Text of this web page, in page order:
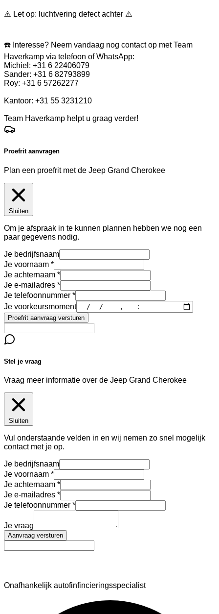
⚠️ Let op: luchtvering defect achter ⚠️
☎️ Interesse? Neem vandaag nog contact op met Team
Haverkamp via telefoon of WhatsApp:
Michiel: +31 6 22406079
Sander: +31 6 82793899
Roy: +31 6 57262277
Kantoor: +31 55 3231210
Team Haverkamp helpt u graag verder!
Proefrit aanvragen
Plan een proefrit met de Jeep Grand Cherokee
Sluiten
Om je afspraak in te kunnen plannen hebben we nog een
paar gegevens nodig.
Je bedrijfsnaam
Je voornaam
Je achternaam
Je e-mailadres
Je telefoonnummer
Je voorkeursmoment
Proefrit aanvraag versturen
Stel je vraag
Vraag meer informatie over de Jeep Grand Cherokee
Sluiten
Vul onderstaande velden in en wij nemen zo snel mogelijk
contact met je op.
Je bedrijfsnaam
Je voornaam
Je achternaam
Je e-mailadres
Je telefoonnummer
Je vraag
Aanvraag versturen
Onafhankelijk autofinfincieringsspecialist